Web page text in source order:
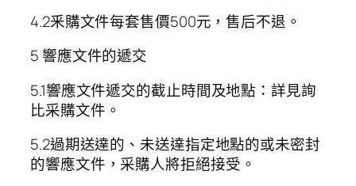
4.2釆購文件每套售價500元，售后不退。
5 響應文件的遞交
5.1響應文件遞交的截止時間及地點：詳見詢
比采購文件。
5.2過期送達的、未送達指定地點的或未密封
的響應文件，采購人將拒絕接受。